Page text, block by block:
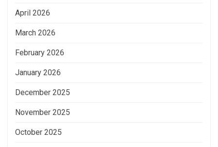
April 2026
March 2026
February 2026
January 2026
December 2025
November 2025
October 2025